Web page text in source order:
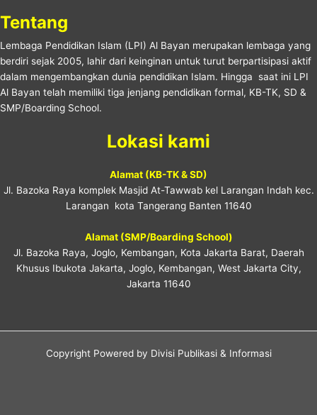
Tentang
Lembaga Pendidikan Islam (LPI) Al Bayan merupakan lembaga yang
berdiri sejak 2005, lahir dari keinginan untuk turut berpartisipasi aktif
dalam mengembangkan dunia pendidikan Islam. Hingga saat ini LPI
Al Bayan telah memiliki tiga jenjang pendidikan formal, KB-TK, SD &
SMP/Boarding School.
Lokasi kami
Alamat (KB-TK & SD)
Jl. Bazoka Raya komplek Masjid At-Tawwab kel Larangan Indah kec.
Larangan kota Tangerang Banten 11640
Alamat (SMP/Boarding School)
Jl. Bazoka Raya, Joglo, Kembangan, Kota Jakarta Barat, Daerah
Khusus Ibukota Jakarta, Joglo, Kembangan, West Jakarta City,
Jakarta 11640
Copyright Powered by Divisi Publikasi & Informasi